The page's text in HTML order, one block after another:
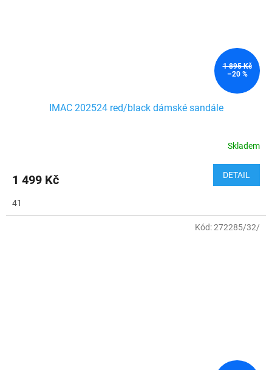
1 895 Kč
–20 %
IMAC 202524 red/black dámské sandále
Skladem
1 499 Kč DETAIL
41
Kód:272285/32/